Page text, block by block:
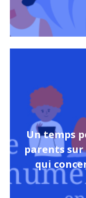
Un temps
parents
qui